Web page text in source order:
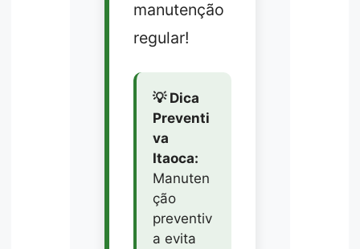
manutenção
regular!
💡 Dica
Preventi
va
Itaoca:
Manuten
ção
preventiv
a evita